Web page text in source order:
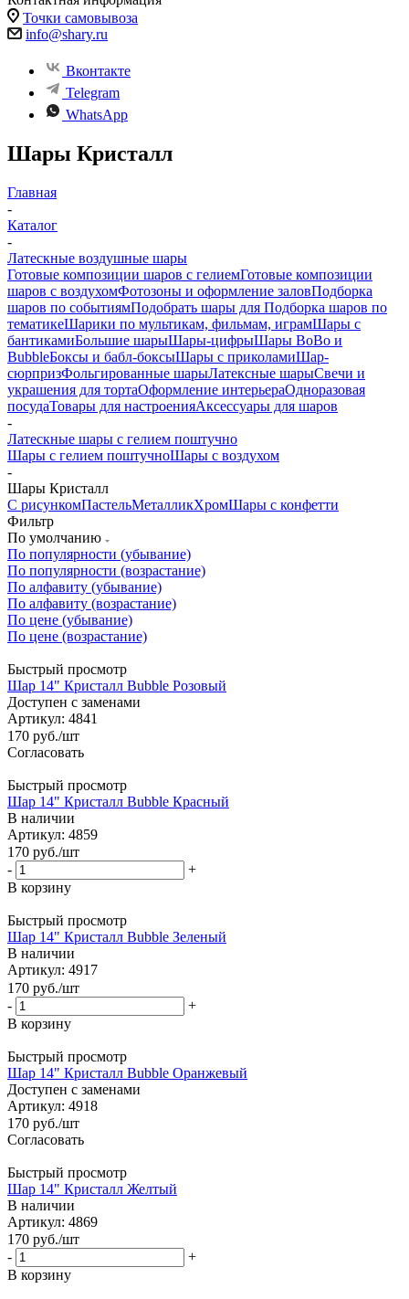
Точки самовывоза
info@shary.ru
Вконтакте
Telegram
WhatsApp
Шары Кристалл
Главная
-
Каталог
-
Латескные воздушные шары
Готовые композиции шаров с гелиемГотовые композиции
шаров с воздухомФотозоны и оформление заловПодборка
шаров по событиямПодобрать шары для Подборка шаров по
тематикеШарики по мультикам, фильмам, играмШары с
бантикамиБольшие шарыШары-цифрыШары BoBo и
BubbleБоксы и бабл-боксыШары с приколамиШар-
сюрпризФольгированные шарыЛатексные шарыСвечи и
украшения для тортаОформление интерьераОдноразовая
посудаТовары для настроенияАксессуары для шаров
-
Латескные шары с гелием поштучно
Шары с гелием поштучноШары с воздухом
-
Шары Кристалл
С рисункомПастельМеталликХромШары с конфетти
Фильтр
По умолчанию
По популярности (убывание)
По популярности (возрастание)
По алфавиту (убывание)
По алфавиту (возрастание)
По цене (убывание)
По цене (возрастание)
Быстрый просмотр
Шар 14" Кристалл Bubble Розовый
Доступен с заменами
Артикул: 4841
170 руб./шт
Согласовать
Быстрый просмотр
Шар 14" Кристалл Bubble Красный
В наличии
Артикул: 4859
170 руб./шт
-
+
В корзину
Быстрый просмотр
Шар 14" Кристалл Bubble Зеленый
В наличии
Артикул: 4917
170 руб./шт
-
+
В корзину
Быстрый просмотр
Шар 14" Кристалл Bubble Оранжевый
Доступен с заменами
Артикул: 4918
170 руб./шт
Согласовать
Быстрый просмотр
Шар 14" Кристалл Желтый
В наличии
Артикул: 4869
170 руб./шт
-
+
В корзину